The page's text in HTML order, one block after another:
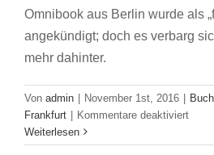
Omnibook aus Berlin wurde als
angekündigt; doch es verbarg
mehr dahinter.
Von admin | November 1st, 2016 |
Frankfurt | Kommentare deaktiviertfür
Weiterlesen